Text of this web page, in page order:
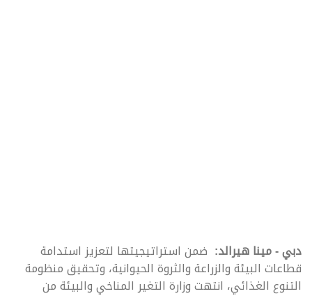
دبي - مينا هيرالد:
ضمن استراتيجيتها لتعزيز استدامة
قطاعات البيئة والزراعة والثروة الحيوانية، وتحقيق منظومة
التنوع الغذائي، انتهت وزارة التغير المناخي والبيئة من